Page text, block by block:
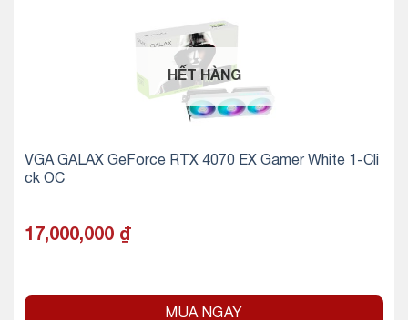
HẾT HÀNG
VGA GALAX GeForce RTX 4070 EX Gamer White 1-Cli
ck OC
17,000,000 ₫
MUA NGAY